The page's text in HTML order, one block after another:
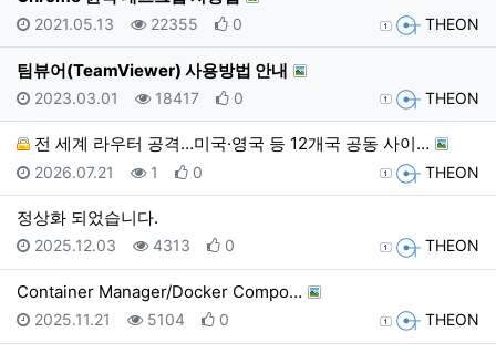
등록자 THEON
등록일
2021.05.13 조회
22355 추천
0
팀뷰어(TeamViewer) 사용방법 안내
등록자 THEON
등록일
2023.03.01 조회
18417 추천
0
전 세계 라우터 공격…미국·영국 등 12개국 공동 사이…
등록자 THEON
등록일
2026.07.21 조회
1 추천
0
정상화 되었습니다.
등록자 THEON
등록일
2025.12.03 조회
4313 추천
0
Container Manager/Docker Compo…
등록자 THEON
등록일
2025.11.21 조회
5104 추천
0